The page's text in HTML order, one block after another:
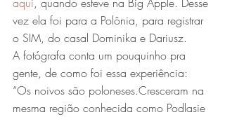
vez ela foi para a Polônia, para registrar
o SIM, do casal Dominika e Dariusz.
A fotógrafa conta um pouquinho pra
gente, de como foi essa experiência:
“Os noivos são poloneses.Cresceram na
mesma região conhecida como Podlasie